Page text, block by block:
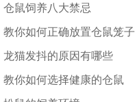
仓鼠饲养八大禁忌
教你如何正确放置仓鼠笼子
龙猫发抖的原因有哪些
教你如何选择健康的仓鼠